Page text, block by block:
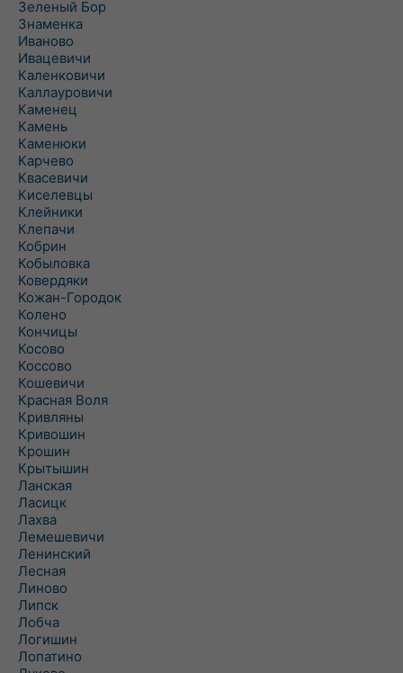
Зеленый Бор
Знаменка
Иваново
Ивацевичи
Каленковичи
Каллауровичи
Каменец
Камень
Каменюки
Карчево
Квасевичи
Киселевцы
Клейники
Клепачи
Кобрин
Кобыловка
Ковердяки
Кожан-Городок
Колено
Кончицы
Косово
Коссово
Кошевичи
Красная Воля
Кривляны
Кривошин
Крошин
Крытышин
Ланская
Ласицк
Лахва
Лемешевичи
Ленинский
Лесная
Линово
Липск
Лобча
Логишин
Лопатино